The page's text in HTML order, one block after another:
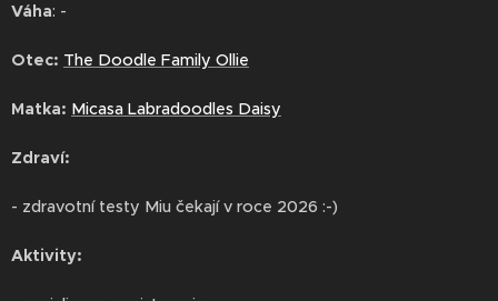
Váha: -
Otec: The Doodle Family Ollie
Matka: Micasa Labradoodles Daisy
Zdraví:
- zdravotní testy Miu čekají v roce 2026 :-)
Aktivity: